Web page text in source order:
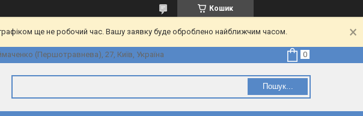
Кошик
ще не робочий час. Вашу заявку буде оброблено найближчим часом.
(Першотравнева), 27, Київ, Україна
Пошук...